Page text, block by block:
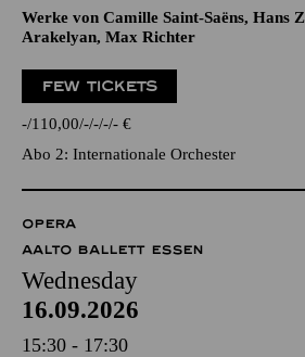
Werke von Camille Saint-Saëns, Hans
Arakelyan, Max Richter
FEW TICKETS
- 110,00 - - - - €
Abo 2: Internationale Orchester
OPERA
AALTO BALLETT ESSEN
Wednesday
16.09.2026
15:30 - 17:30